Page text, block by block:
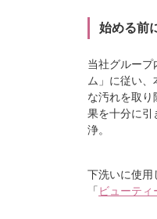
始める前
当社グループ
ム」に従い
な汚れを取り
果を十分に引
浄。
下洗いに使用
「 ビューテ